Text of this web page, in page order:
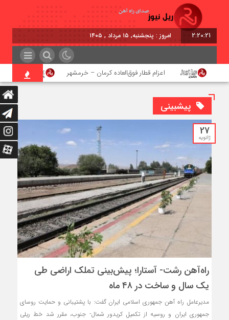
2:20:22 امروز : پنجشنبه, ۱۵ مرداد , ۱۴۰۵
اعزام قطار فوق‌العاده کرمان – خرمشهر
پیشبینی
27
ژانویه
راه‌آهن رشت- آستارا؛ پیش‌بینی تملک اراضی طی
یک سال و ساخت در ۴۸ ماه
مدیرعامل راه آهن جمهوری اسلامی ایران گفت: با پشتیبانی و حمایت روسای
جمهوری ایران و روسیه از تکمیل کریدور شمال- جنوب، مقرر شد خط ریلی